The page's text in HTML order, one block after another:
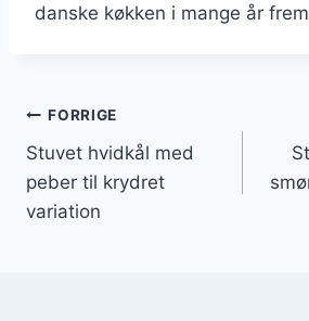
danske køkken i mange år
Indlægsnavigation
FORRIGE
Stuvet hvidkål med
peber til krydret
variation